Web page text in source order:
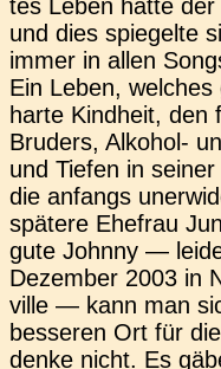
tes Leben hatte
und dies spie­gel­te
immer in allen
Ein Leben,
harte Kind­heit, den
Bru­ders, Alko­hol-
und Tiefen in
die anfangs
spä­te­re Ehe­frau
gute Johnny —
Dezem­ber 2003 in
ville — kann man
bes­se­ren Ort für
denke nicht. Es